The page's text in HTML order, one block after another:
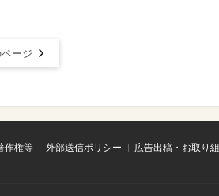
ージ
作権等 外部送信ポリシー
広告出稿・お取り